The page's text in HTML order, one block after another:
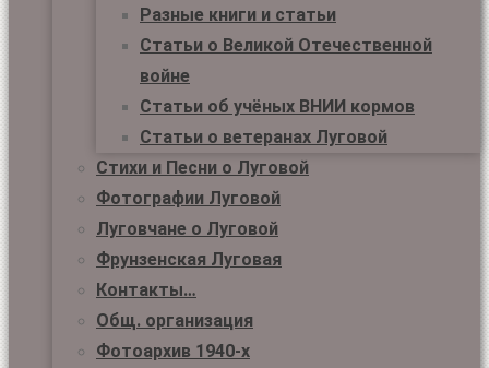
Разные книги и статьи
Статьи о Великой Отечественной
войне
Статьи об учёных ВНИИ кормов
Статьи о ветеранах Луговой
Стихи и Песни о Луговой
Фотографии Луговой
Луговчане о Луговой
Фрунзенская Луговая
Контакты…
Общ. организация
Фотоархив 1940-х